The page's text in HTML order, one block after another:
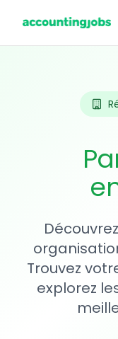
Trouvez
explorez